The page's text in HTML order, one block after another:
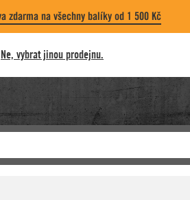
zdarma na všechny balíky od 1 500 Kč
Ne, vybrat jinou prodejnu.